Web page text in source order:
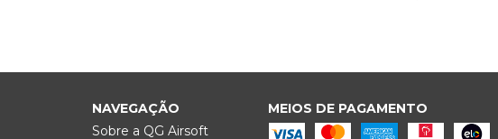
NAVEGAÇÃO
Sobre a QG Airsoft
MEIOS DE PAGAMENTO